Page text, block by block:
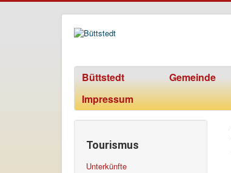
Büttstedt Gemeinde
Impressum
Tourismus
Unterkünfte